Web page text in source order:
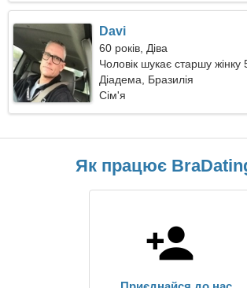
Davi
60 років, Діва
Чоловік шукає старшу жінку
Діадема, Бразилія
Сім'я
Як працює